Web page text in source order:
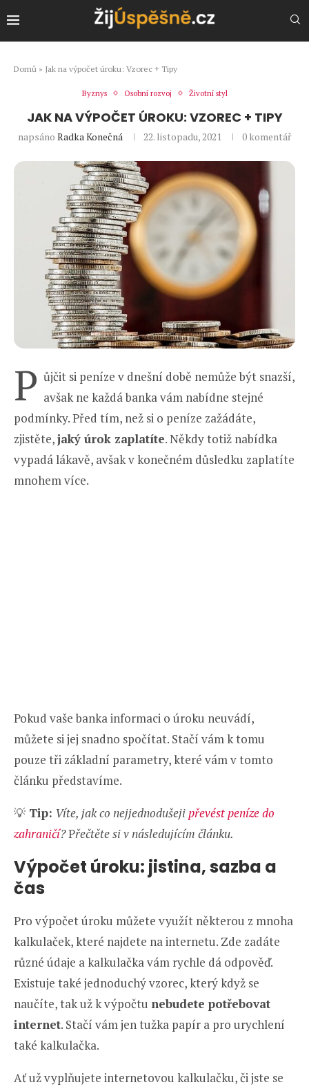
Domů » Jak na výpočet úroku: Vzorec + Tipy
Byznys Osobní rozvoj Životní styl
JAK NA VÝPOČET ÚROKU: VZOREC + TIPY
napsáno Radka Konečná 22. listopadu, 2021 0 komentář
P ůjčit si peníze v dnešní době nemůže být snazší,
avšak ne každá banka vám nabídne stejné
podmínky. Před tím, než si o peníze zažádáte,
zjistěte,jaký úrok zaplatíte. Někdy totiž nabídka
vypadá lákavě, avšak v konečném důsledku zaplatíte
mnohem více.
Pokud vaše banka informaci o úroku neuvádí,
můžete si jej snadno spočítat. Stačí vám k tomu
pouze tři základní parametry, které vám v tomto
článku představíme.
💡 Tip: Víte, jak co nejjednodušejipřevést peníze do
zahraničí?Přečtěte si v následujícím článku.
Výpočet úroku: jistina, sazba a
čas
Pro výpočet úroku můžete využít některou z mnoha
kalkulaček, které najdete na internetu. Zde zadáte
různé údaje a kalkulačka vám rychle dá odpověď.
Existuje také jednoduchý vzorec, který když se
naučíte, tak už k výpočtu nebudete potřebovat
internet. Stačí vám jen tužka papír a pro urychlení
také kalkulačka.
Ať už vyplňujete internetovou kalkulačku, či jste se